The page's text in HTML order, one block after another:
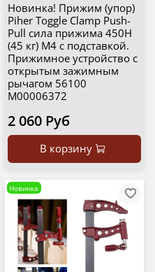
Новинка! Прижим (упор)
Piher Toggle Clamp Push-
Pull сила прижима 450Н
(45 кг) M4 с подставкой.
Прижимное устройство с
открытым зажимным
рычагом 56100
М00006372
2 060 Руб
В корзину
Новинка